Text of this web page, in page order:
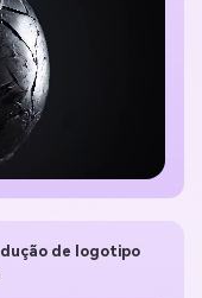
de logotipo